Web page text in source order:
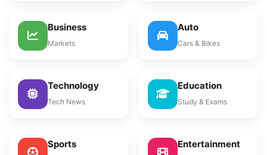
Business
Markets
Auto
Cars & Bikes
Technology
Tech News
Education
Study & Exams
Sports Entertainment